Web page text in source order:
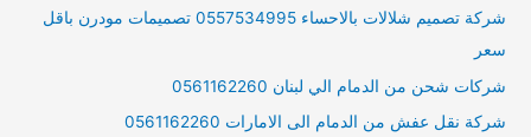
شركة تصميم شلالات بالاحساء 0557534995 تصميمات مودرن باقل
سعر
شركات شحن من الدمام الي لبنان 0561162260
شركة نقل عفش من الدمام الى الامارات 0561162260